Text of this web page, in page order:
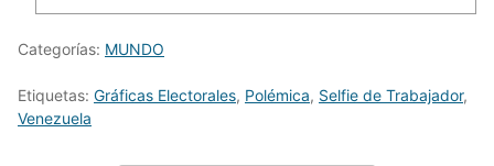
Categorías: MUNDO
Etiquetas: Gráficas Electorales, Polémica, Selfie de Trabajador,
Venezuela